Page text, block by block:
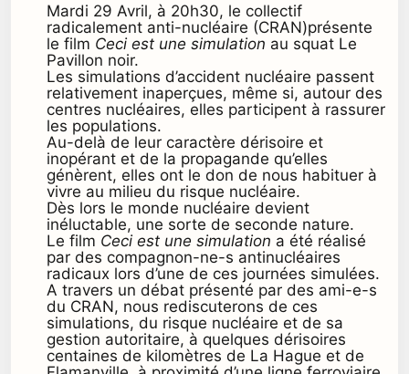
Mardi 29 Avril, à 20h30, le collectif
radicalement anti-nucléaire (CRAN)présente
le film Ceci est une simulation au squat Le
Pavillon noir.
Les simulations d’accident nucléaire passent
relativement inaperçues, même si, autour des
centres nucléaires, elles participent à rassurer
les populations.
Au-delà de leur caractère dérisoire et
inopérant et de la propagande qu’elles
génèrent, elles ont le don de nous habituer à
vivre au milieu du risque nucléaire.
Dès lors le monde nucléaire devient
inéluctable, une sorte de seconde nature.
Le film Ceci est une simulation a été réalisé
par des compagnon-ne-s antinucléaires
radicaux lors d’une de ces journées simulées.
A travers un débat présenté par des ami-e-s
du CRAN, nous rediscuterons de ces
simulations, du risque nucléaire et de sa
gestion autoritaire, à quelques dérisoires
centaines de kilomètres de La Hague et de